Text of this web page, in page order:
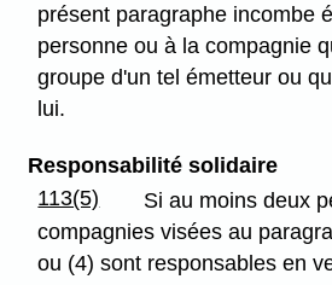
présent paragraphe incombe
personne ou à la compagnie
groupe d'un tel émetteur ou
lui.
Responsabilité solidaire
113(5)
Si au moins deux
compagnies visées au
ou (4) sont responsables en